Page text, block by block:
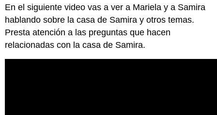
En el siguiente video vas a ver a Mariela y a Samira
hablando sobre la casa de Samira y otros temas.
Presta atención a las preguntas que hacen
relacionadas con la casa de Samira.